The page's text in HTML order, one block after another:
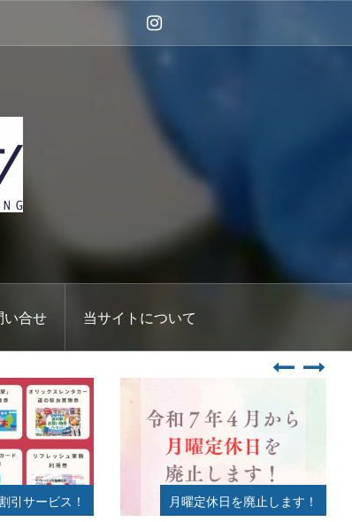
い合せ 当サイトについて
月曜定休日を廃止します！ 2024年